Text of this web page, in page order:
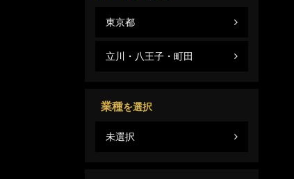
東京都
立川・八王子・町田
業種を選択
未選択